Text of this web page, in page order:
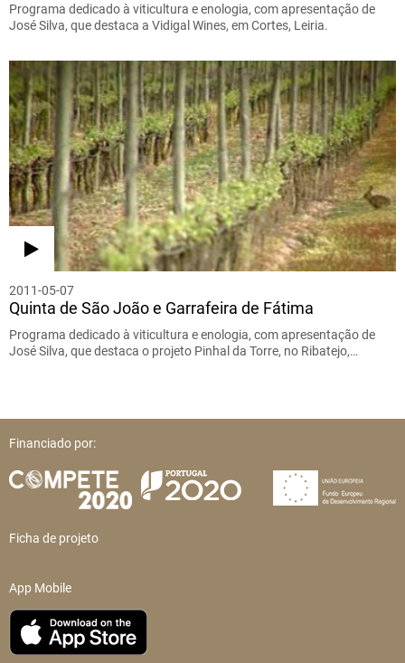
Programa dedicado à viticultura e enologia, com apresentação de
José Silva, que destaca a Vidigal Wines, em Cortes, Leiria.
2011-05-07
Quinta de São João e Garrafeira de Fátima
Programa dedicado à viticultura e enologia, com apresentação de
José Silva, que destaca o projeto Pinhal da Torre, no Ribatejo,…
Financiado por:
Ficha de projeto
App Mobile